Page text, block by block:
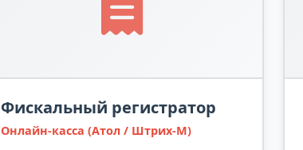
Фискальный регистратор
Онлайн-касса (Атол / Штрих-М)